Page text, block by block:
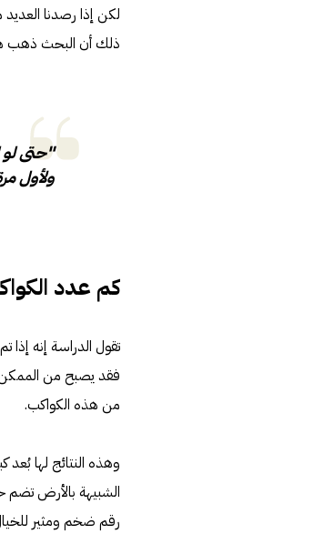
لكن إذا رصدنا
ذلك أن البحث ذهب
"حتى لو
ولأول
كم عدد
من هذه الكواكب.
رقم ضخم ومثير